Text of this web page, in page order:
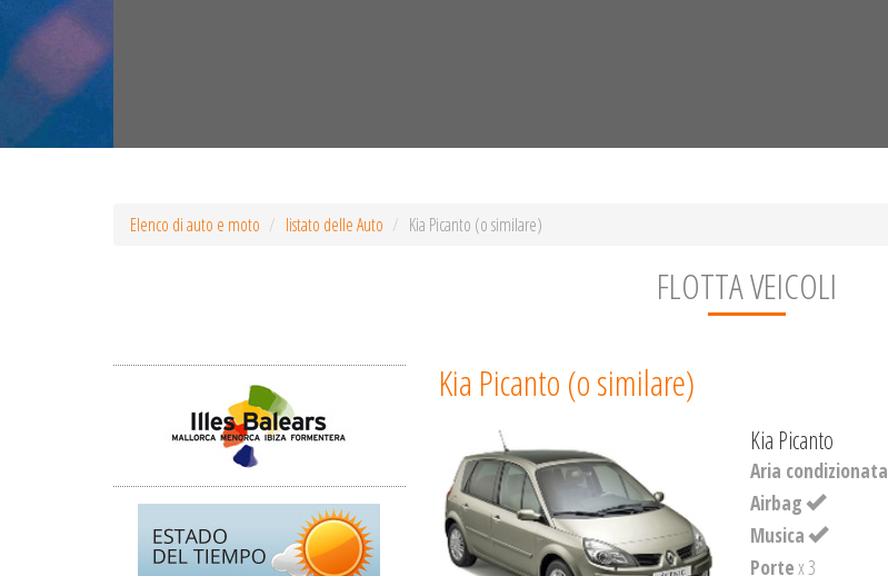
Elenco di auto e moto listato delle Auto Kia Picanto (o similare)
FLOTTA VEICOLI
Kia Picanto (o similare)
Kia Picanto
Aria condizionata
Airbag
Musica
Portex 3